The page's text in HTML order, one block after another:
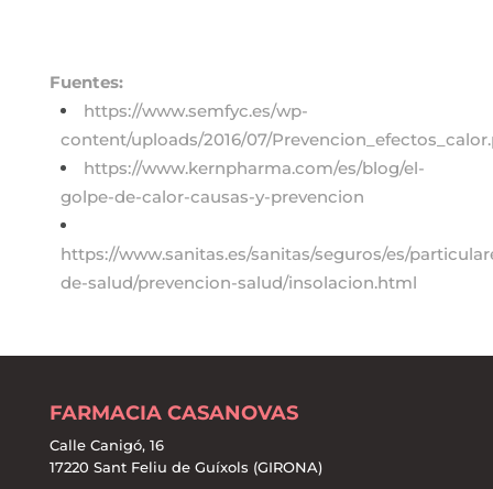
Fuentes:
https://www.semfyc.es/wp-
content/uploads/2016/07/
https://www.kernpharma.com/es/blog/el-
golpe-de-calor-causas-y-prevencion
https://www.sanitas.es/sanitas/seguros/es/
de-salud/prevencion-salud/insolacion.html
FARMACIA CASANOVAS
Calle Canigó, 16
17220 Sant Feliu de Guíxols (GIRONA)